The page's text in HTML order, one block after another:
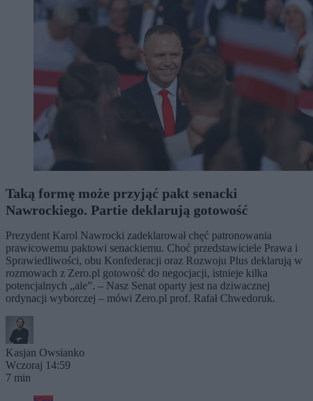
Taką formę może przyjąć pakt senacki
Nawrockiego. Partie deklarują gotowość
Prezydent Karol Nawrocki zadeklarował chęć patronowania
prawicowemu paktowi senackiemu. Choć przedstawiciele Prawa i
Sprawiedliwości, obu Konfederacji oraz Rozwoju Plus deklarują w
rozmowach z Zero.pl gotowość do negocjacji, istnieje kilka
potencjalnych „ale”. – Nasz Senat oparty jest na dziwacznej
ordynacji wyborczej – mówi Zero.pl prof. Rafał Chwedoruk.
Kasjan Owsianko
Wczoraj 14:59
7 min